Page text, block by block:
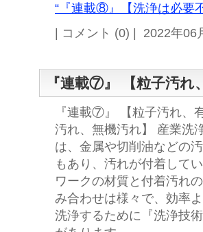
“『連載⑧』【洗浄は必要
| コメント (0) | 2022年06
『連載⑦』 【粒子汚れ
『連載⑦』 【粒子汚れ、
汚れ、無機汚れ】 産業洗
は、金属や切削油などの
もあり、汚れが付着して
ワークの材質と付着汚れの
み合わせは様々で、効率よ
洗浄するために『洗浄技術